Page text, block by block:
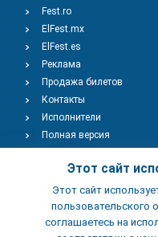
Этот сайт
Этот сайт
пользовательского
соглашаетесь на
Fest.ro
ElFest.mx
ElFest.es
Реклама
Продажа билетов
Контакты
Исполнители
Полная версия